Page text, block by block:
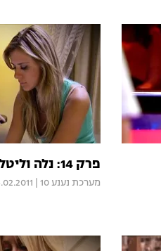
פרק 14: נלה וליטל צ'ילבות
מערכת נענע 10